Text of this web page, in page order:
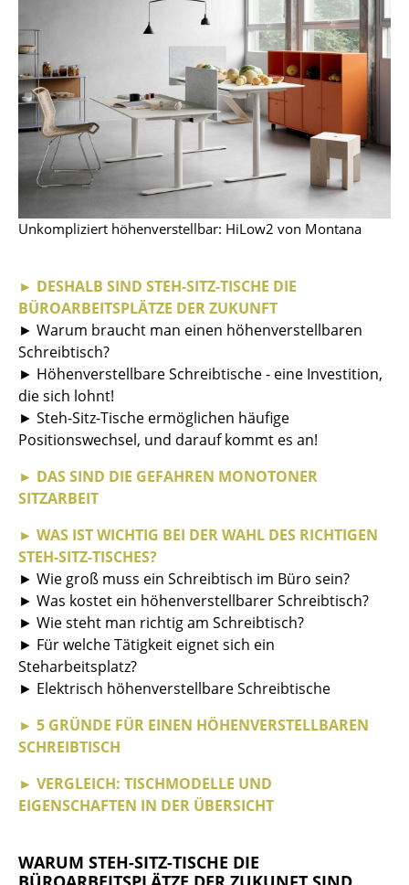
Spiegel
Figuren & Miniaturen
Vasen
Büroutensilien
Decken
Kissen
Teppiche
Vorhänge
Räume
Zuhause
Wohnzimmer
Esszimmer
Schlafzimmer
Kinderzimmer
Arbeitszimmer
Badezimmer
Balkon & Garten
Unkompliziert höhenverstellbar: HiLow2 von Montana
► DESHALB SIND STEH-SITZ-TISCHE DIE
BÜROARBEITSPLÄTZE DER ZUKUNFT
► Warum braucht man einen höhenverstellbaren
Schreibtisch?
► Höhenverstellbare Schreibtische - eine Investition,
die sich lohnt!
► Steh-Sitz-Tische ermöglichen häufige
Positionswechsel, und darauf kommt es an!
► DAS SIND DIE GEFAHREN MONOTONER
SITZARBEIT
► WAS IST WICHTIG BEI DER WAHL DES RICHTIGEN
STEH-SITZ-TISCHES?
► Wie groß muss ein Schreibtisch im Büro sein?
► Was kostet ein höhenverstellbarer Schreibtisch?
► Wie steht man richtig am Schreibtisch?
► Für welche Tätigkeit eignet sich ein
Steharbeitsplatz?
► Elektrisch höhenverstellbare Schreibtische
► 5 GRÜNDE FÜR EINEN HÖHENVERSTELLBAREN
SCHREIBTISCH
► VERGLEICH: TISCHMODELLE UND
EIGENSCHAFTEN IN DER ÜBERSICHT
WARUM STEH-SITZ-TISCHE DIE